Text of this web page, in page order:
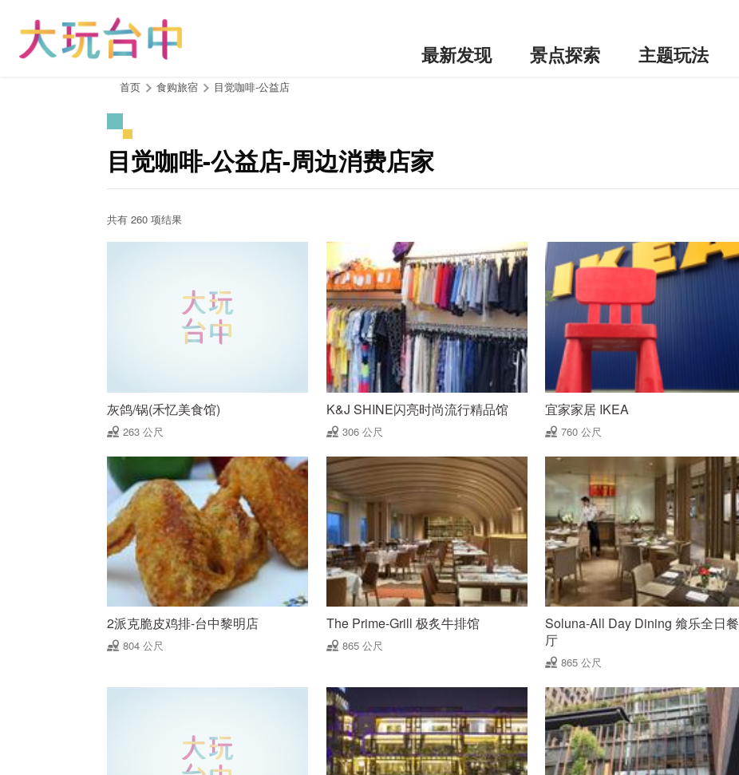
最新发现 景点探索 主题玩法
首页 食购旅宿 目觉咖啡-公益店
目觉咖啡-公益店-周边消费店家
共有 260 项结果
灰鸽/锅(禾忆美食馆)
263 公尺
K&J SHINE闪亮时尚流行精品馆
306 公尺
宜家家居 IKEA
760 公尺
2派克脆皮鸡排-台中黎明店
804 公尺
The Prime-Grill 极炙牛排馆
865 公尺
Soluna-All Day Dining 飨乐全日餐
厅
865 公尺